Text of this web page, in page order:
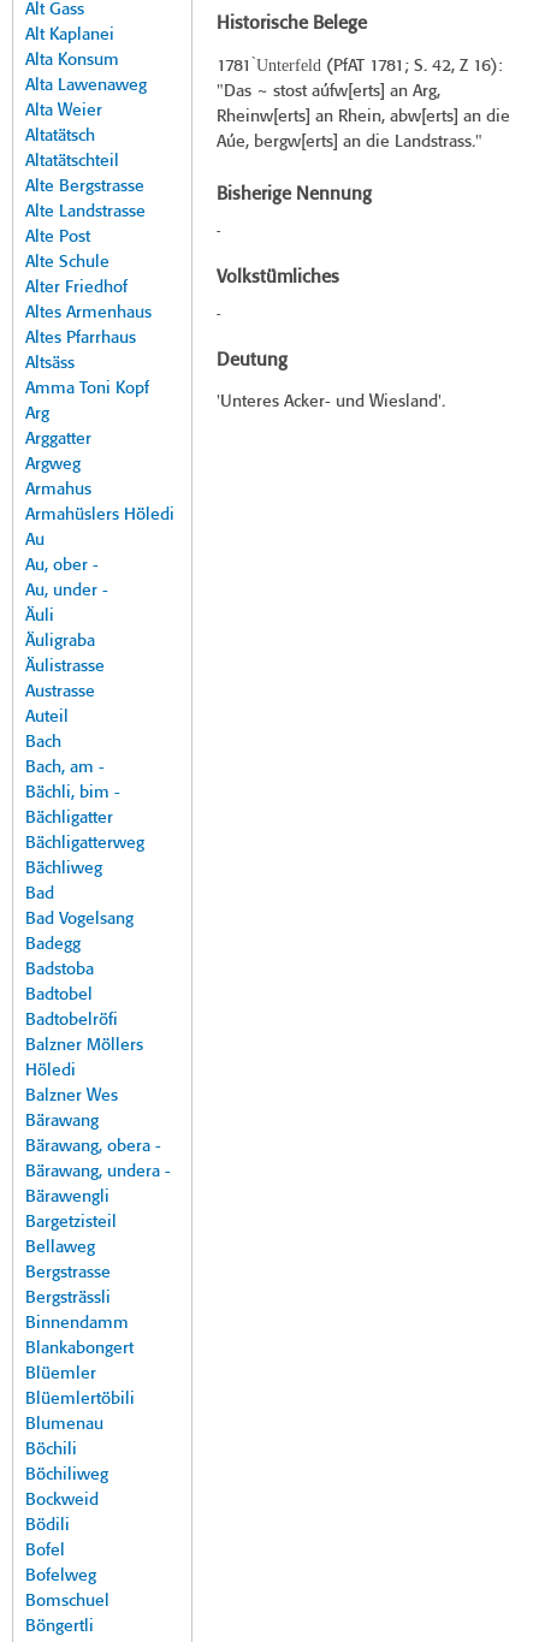
Alt Gass
Alt Kaplanei
Alta Konsum
Alta Lawenaweg
Alta Weier
Altatätsch
Altatätschteil
Alte Bergstrasse
Alte Landstrasse
Alte Post
Alte Schule
Alter Friedhof
Altes Armenhaus
Altes Pfarrhaus
Altsäss
Amma Toni Kopf
Arg
Arggatter
Argweg
Armahus
Armahüslers Höledi
Au
Au, ober -
Au, under -
Äuli
Äuligraba
Äulistrasse
Austrasse
Auteil
Bach
Bach, am -
Bächli, bim -
Bächligatter
Bächligatterweg
Bächliweg
Bad
Bad Vogelsang
Badegg
Badstoba
Badtobel
Badtobelröfi
Balzner Möllers
Höledi
Balzner Wes
Bärawang
Bärawang, obera -
Bärawang, undera -
Bärawengli
Bargetzisteil
Bellaweg
Bergstrasse
Bergsträssli
Binnendamm
Blankabongert
Blüemler
Blüemlertöbili
Blumenau
Böchili
Böchiliweg
Bockweid
Bödili
Bofel
Bofelweg
Bomschuel
Böngertli
Historische Belege
1781 ̀Unterfeld( PfAT 1781 ; S. 42, Z 16):
"Das ~ stost aúfw[erts] an Arg,
Rheinw[erts] an Rhein, abw[erts] an die
Aúe, bergw[erts] an die Landstrass."
Bisherige Nennung
-
Volkstümliches
-
Deutung
'Unteres Acker- und Wiesland'.